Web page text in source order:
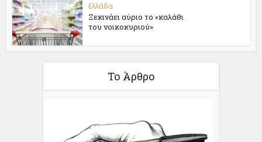
Ελλάδα
Ξεκινάει αύριο το «καλάθι
του νοικοκυριού»
Το Άρθρο